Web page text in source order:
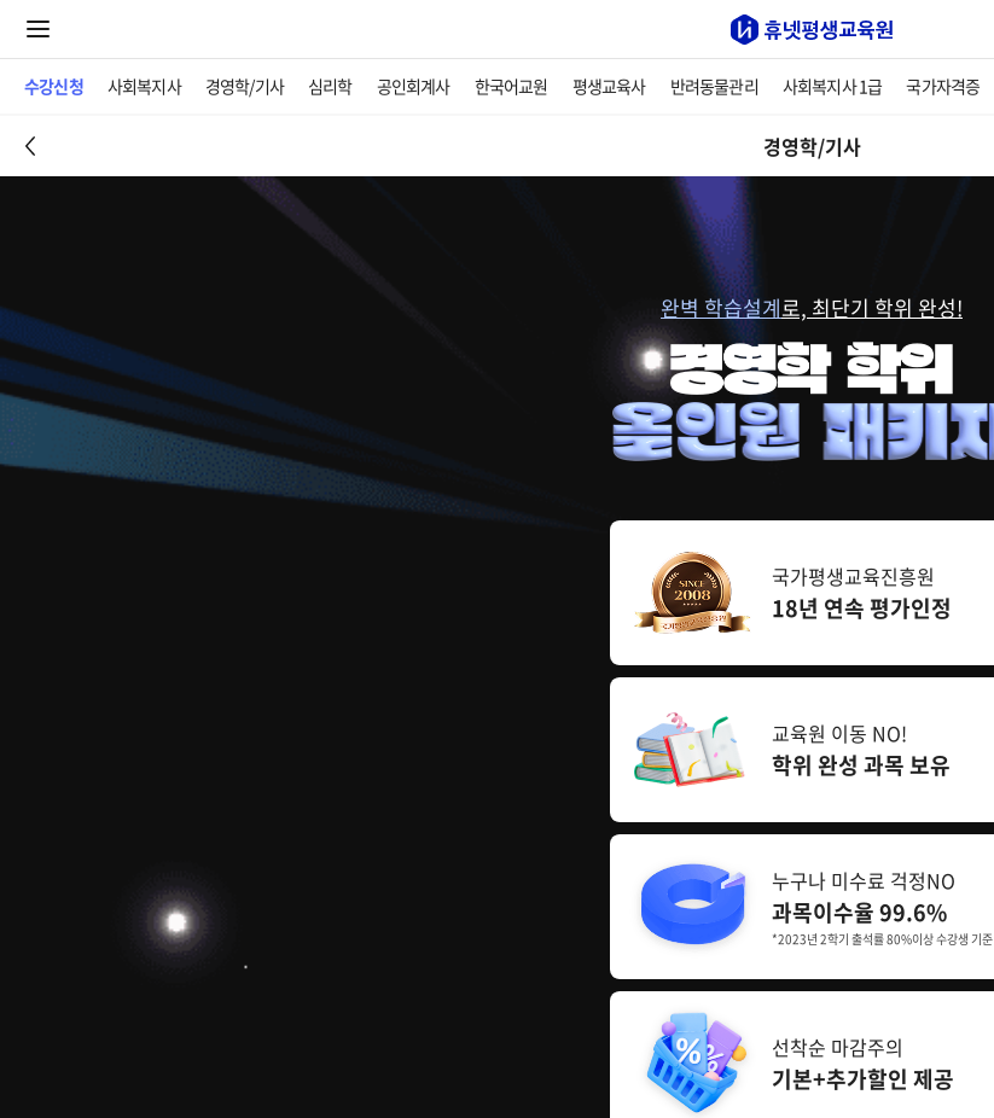
수강신청 사회복지사 경영학/기사 심리학 공인회계사 한국어교원 평생교육사 반려동물관리 사회복지사 1급 국가자격증
경영학/기사
완벽 학습설계로, 최단기 학위 완성!
국가평생교육진흥원
18년 연속 평가인정
교육원 이동 NO!
학위 완성 과목 보유
누구나 미수료 걱정NO
과목이수율 99.6%
*2023년 2학기 출석률 80%이상 수강생 기준
선착순 마감주의
기본+추가할인 제공